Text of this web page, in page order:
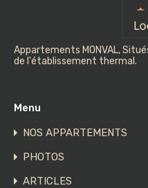
Appartements MONVAL,
de l'établissement thermal.
Menu
NOS APPARTEMENTS
PHOTOS
ARTICLES